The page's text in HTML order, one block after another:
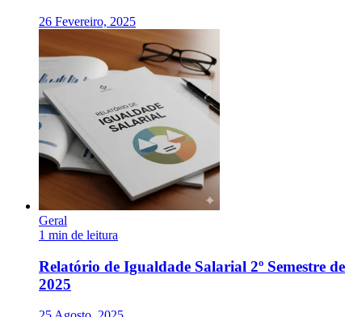
26 Fevereiro, 2025
Geral
1 min de leitura
Relatório de Igualdade Salarial 2º Semestre de
2025